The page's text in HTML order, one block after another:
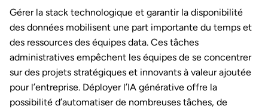
Gérer la stack technologique et garantir la disponibilité
des données mobilisent une part importante du temps et
des ressources des équipes data. Ces tâches
administratives empêchent les équipes de se concentrer
sur des projets stratégiques et innovants à valeur ajoutée
pour l’entreprise. Déployer l’IA générative offre la
possibilité d’automatiser de nombreuses tâches, de